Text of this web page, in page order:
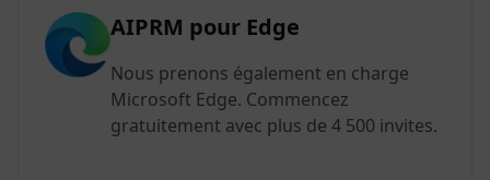
AIPRM pour Edge
Nous prenons également en charge
Microsoft Edge. Commencez
gratuitement avec plus de 4 500 invites.